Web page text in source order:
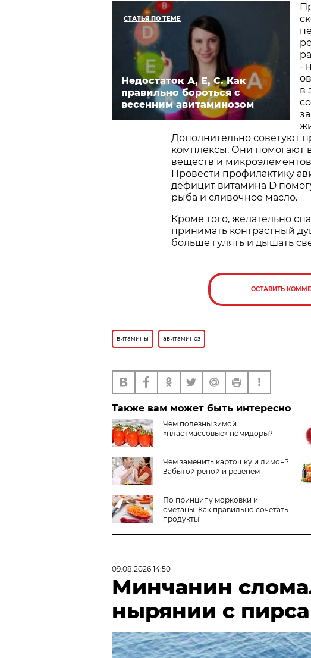
СТАТЬЯ ПО ТЕМЕ
Недостаток А, Е, С. Как
правильно бороться с
весенним авитаминозом
-
в
Дополнительно советуют
комплексы. Они помогают
веществ и
Провести профилактику
дефицит витамина D
рыба и сливочное масло.
Кроме того, желательно
принимать контрастный
больше гулять и дышать
ОСТАВИТЬ
витамины авитаминоз
Также вам может быть интересно
Чем полезны зимой
«пластмассовые» помидоры?
Чем заменить картошку и лимон?
Забытой репой и ревенем
По принципу морковки и
сметаны. Как правильно сочетать
продукты
09.08.2026 14:50
Минчанин
нырянии с